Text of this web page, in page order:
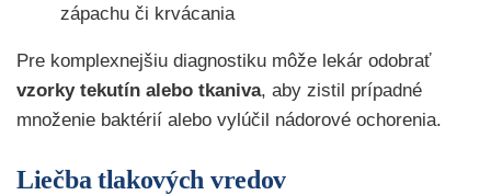
zápachu či krvácania
Pre komplexnejšiu diagnostiku môže lekár odobrať
vzorky tekutín alebo tkaniva, aby zistil prípadné
množenie baktérií alebo vylúčil nádorové ochorenia.
Liečba tlakových vredov